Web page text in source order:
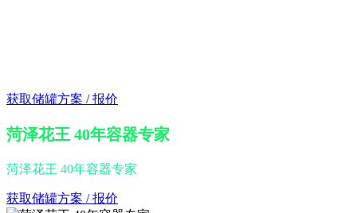
获取储罐方案 / 报价
菏泽花王 40年容器专家
菏泽花王 40年容器专家
获取储罐方案 / 报价